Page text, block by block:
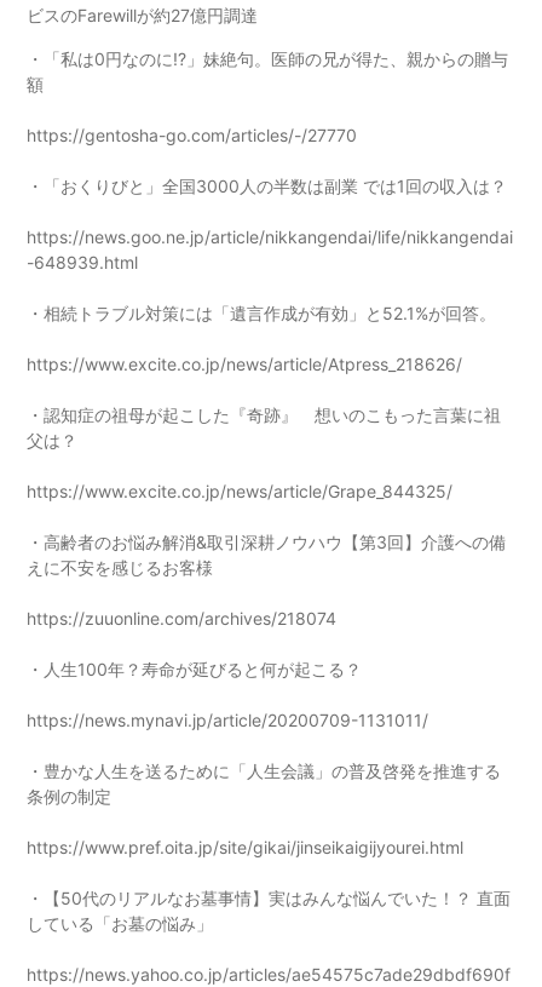
ビスのFarewillが約27億円調達
・「私は0円なのに!?」妹絶句。医師の兄が得た、親からの贈与
額
https://gentosha-go.com/articles/-/27770
・「おくりびと」全国3000人の半数は副業 では1回の収入は？
https://news.goo.ne.jp/article/nikkangendai/life/nikkangendai
-648939.html
・相続トラブル対策には「遺言作成が有効」と52.1%が回答。
https://www.excite.co.jp/news/article/Atpress_218626/
・認知症の祖母が起こした『奇跡』 想いのこもった言葉に祖
父は？
https://www.excite.co.jp/news/article/Grape_844325/
・高齢者のお悩み解消&取引深耕ノウハウ【第3回】介護への備
えに不安を感じるお客様
https://zuuonline.com/archives/218074
・人生100年？寿命が延びると何が起こる？
https://news.mynavi.jp/article/20200709-1131011/
・豊かな人生を送るために「人生会議」の普及啓発を推進する
条例の制定
https://www.pref.oita.jp/site/gikai/jinseikaigijyourei.html
・【50代のリアルなお墓事情】実はみんな悩んでいた！？ 直面
している「お墓の悩み」
https://news.yahoo.co.jp/articles/ae54575c7ade29dbdf690f